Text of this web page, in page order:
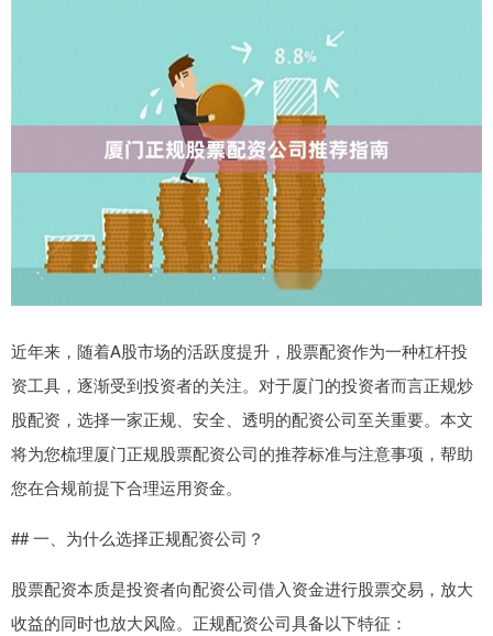
近年来，随着A股市场的活跃度提升，股票配资作为一种杠杆投
资工具，逐渐受到投资者的关注。对于厦门的投资者而言正规炒
股配资，选择一家正规、安全、透明的配资公司至关重要。本文
将为您梳理厦门正规股票配资公司的推荐标准与注意事项，帮助
您在合规前提下合理运用资金。
## 一、为什么选择正规配资公司？
股票配资本质是投资者向配资公司借入资金进行股票交易，放大
收益的同时也放大风险。正规配资公司具备以下特征：